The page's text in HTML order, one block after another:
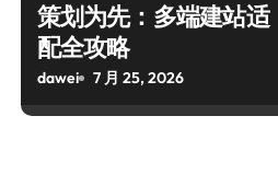
策划为先：多端建站适
配全攻略
dawei 7 月 25, 2026